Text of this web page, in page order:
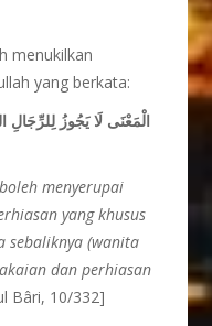
menukilkan
yang berkata:
الْمَعْنَى لَا يَجُوزُ لِلرِّجَالِ
menyerupai
yang khusus
sebaliknya (wanita
dan perhiasan
Bâri, 10/332]